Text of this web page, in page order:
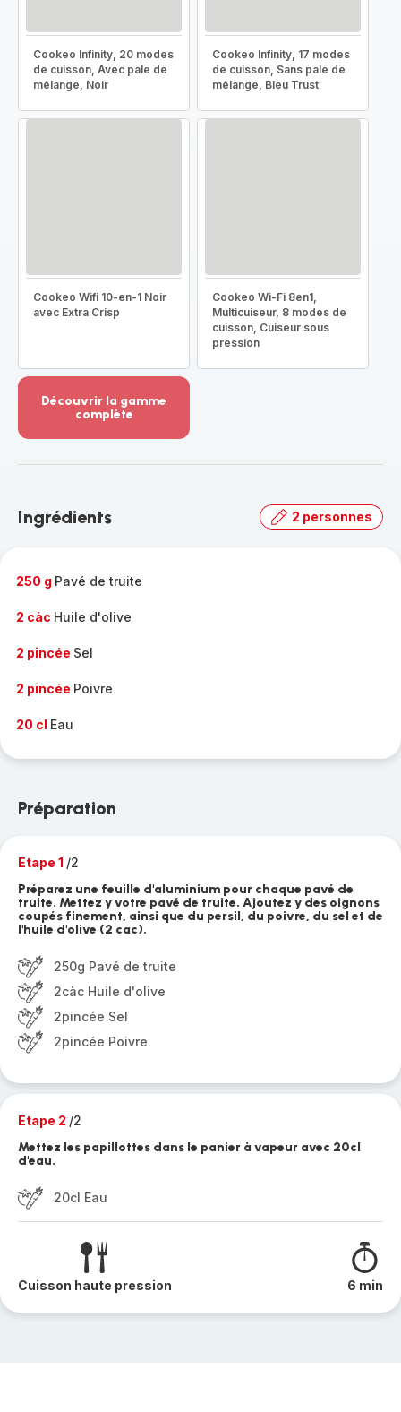
Cookeo Infinity, 20 modes
de cuisson, Avec pale de
mélange, Noir
Cookeo Infinity, 17 modes
de cuisson, Sans pale de
mélange, Bleu Trust
Cookeo Wifi 10-en-1 Noir
avec Extra Crisp
Cookeo Wi-Fi 8en1,
Multicuiseur, 8 modes de
cuisson, Cuiseur sous
pression
Découvrir la gamme
complète
-
gamme
Ingrédients 2 personnes
250 g Pavé de truite
2 càc Huile d'olive
2 pincée Sel
2 pincée Poivre
20 cl Eau
Préparation
Etape 1 /2
Préparez une feuille d'aluminium pour chaque pavé de
truite. Mettez y votre pavé de truite. Ajoutez y des oignons
coupés finement, ainsi que du persil, du poivre, du sel et de
l'huile d'olive (2 cac).
250g Pavé de truite
2càc Huile d'olive
2pincée Sel
2pincée Poivre
Etape 2 /2
Mettez les papillottes dans le panier à vapeur avec 20cl
d'eau.
20cl Eau
Cuisson haute pression 6 min